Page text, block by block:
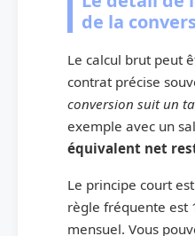
de la
Le calcul brut peut
contrat précise
conversion suit un
exemple avec un
équivalent net
Le principe court
règle fréquente est
mensuel. Vous